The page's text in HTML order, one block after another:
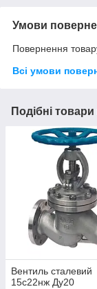
Умови
Повернення
Всі умови
Подібні товари
Вентиль сталевий
15с22нж Ду20